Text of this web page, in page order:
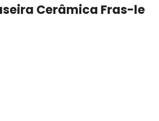
Cerâmica Fras-le